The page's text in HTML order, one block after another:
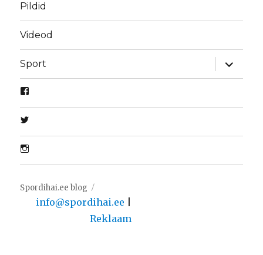
Pildid
Videod
Sport
laienda
Spordihai.ee blog
info@spordihai.ee
Reklaam